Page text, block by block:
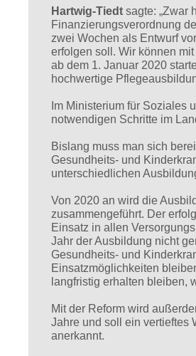
Hartwig-Tiedt sagte: „Zwar
Finanzierungsverordnung
zwei Wochen als Entwurf
erfolgen soll. Wir können
ab dem 1. Januar 2020
hochwertige
Im Ministerium für Soziales
notwendigen Schritte im
Bislang muss man sich
Gesundheits- und
unterschiedlichen
Von 2020 an wird die
zusammengeführt. Der
Einsatz in allen
Jahr der Ausbildung nicht
Gesundheits- und
Einsatzmöglichkeiten
langfristig erhalten bleiben,
Mit der Reform wird
Jahre und soll ein vertieftes
anerkannt.